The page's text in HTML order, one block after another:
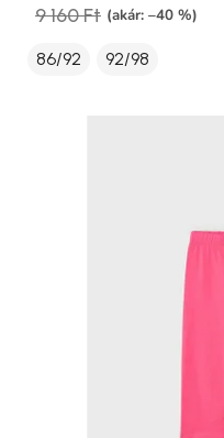
9 160 Ft (akár: –40 %)
86/92 92/98